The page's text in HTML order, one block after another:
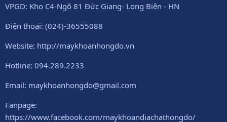
VPGD: Kho C4-Ngõ 81 Đức Giang- Long Biên - HN
Điện thoại: (024)-36555088
Website: http://maykhoanhongdo.vn
Hotline: 094.289.2233
Email: maykhoanhongdo@gmail.com
Fanpage:
https://www.facebook.com/maykhoandiachathongdo/